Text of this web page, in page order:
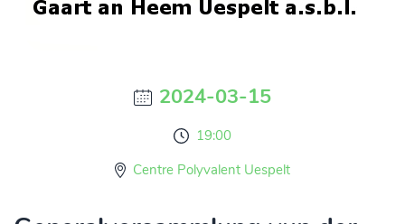
2024-03-15
19:00
Centre Polyvalent Uespelt